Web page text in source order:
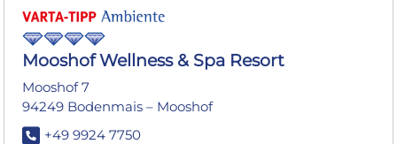
Mooshof Wellness & Spa Resort
Mooshof 7
94249 Bodenmais – Mooshof
+49 9924 7750